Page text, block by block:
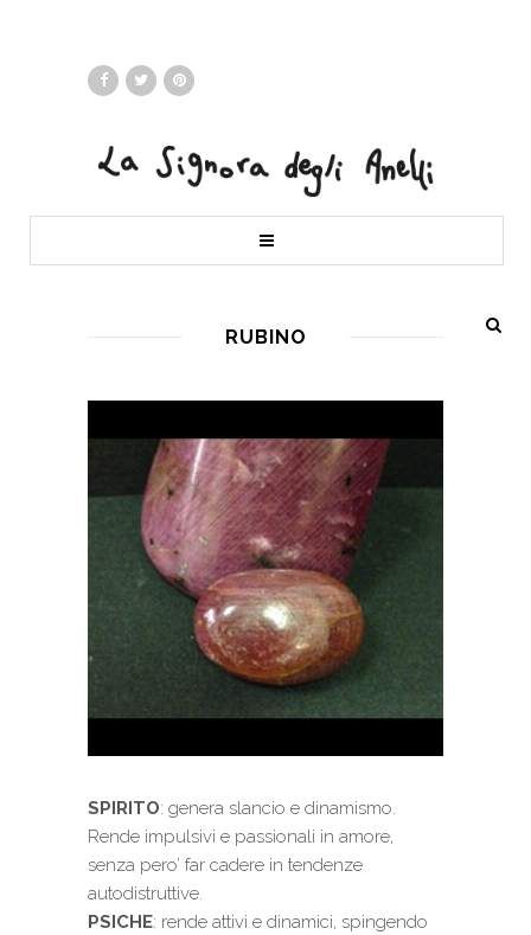
RUBINO
SPIRITO: genera slancio e dinamismo.
Rende impulsivi e passionali in amore,
senza pero’ far cadere in tendenze
autodistruttive.
PSICHE: rende attivi e dinamici, spingendo